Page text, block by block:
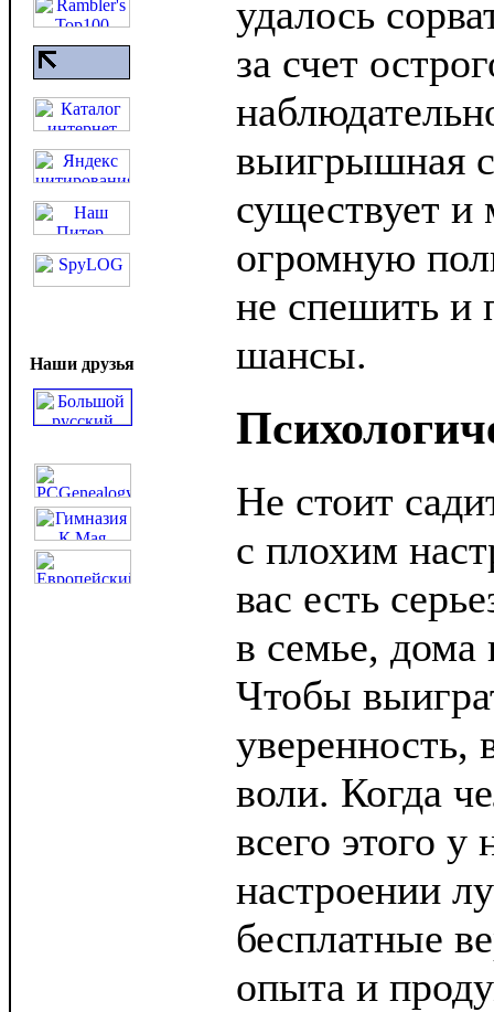
Наши друзья
удалось
за счет
выигрышная
существует и
огромную
не спешить и
шансы.
Не стоит
с плохим
вас есть
в семье, дома
Чтобы
уверенность,
воли. Когда
всего этого у
настроении
бесплатные
опыта и